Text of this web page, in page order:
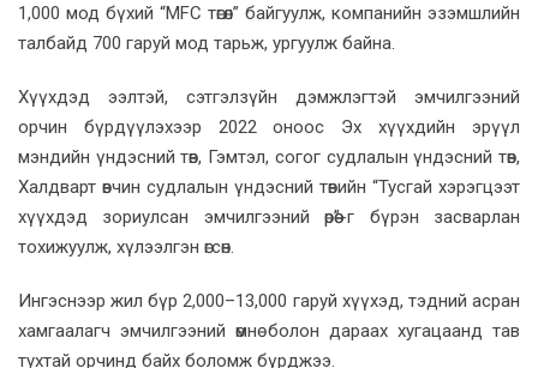
1,000 мод бүхий “MFC төгөл” байгуулж, компанийн эзэмшлийн
талбайд 700 гаруй мод тарьж, ургуулж байна.
Хүүхдэд ээлтэй, сэтгэлзүйн дэмжлэгтэй эмчилгээний
орчин бүрдүүлэхээр 2022 оноос Эх хүүхдийн эрүүл
мэндийн үндэсний төв, Гэмтэл, согог судлалын үндэсний төв,
Халдварт өвчин судлалын үндэсний төвийн “Тусгай хэрэгцээт
хүүхдэд зориулсан эмчилгээний өрөө”-г бүрэн засварлан
тохижуулж, хүлээлгэн өгсөн.
Ингэснээр жил бүр 2,000–13,000 гаруй хүүхэд, тэдний асран
хамгаалагч эмчилгээний өмнө болон дараах хугацаанд тав
тухтай орчинд байх боломж бүрджээ.